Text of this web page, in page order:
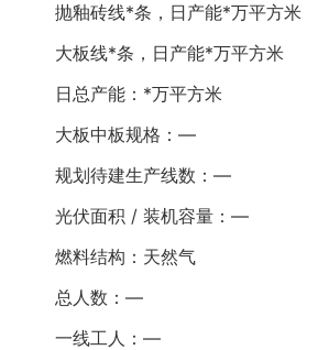
抛釉砖线*条，日产能*万平方米
大板线*条，日产能*万平方米
日总产能：*万平方米
大板中板规格：—
规划待建生产线数：—
光伏面积 / 装机容量：—
燃料结构：天然气
总人数：—
一线工人：—